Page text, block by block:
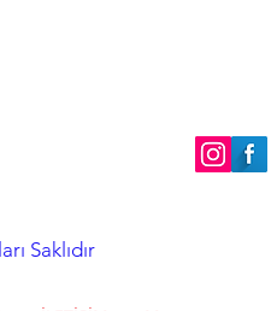
Saklıdır